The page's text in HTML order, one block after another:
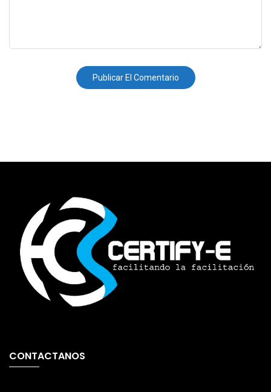
CONTACTANOS